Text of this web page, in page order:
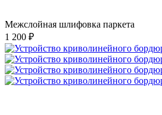
Межслойная шлифовка паркета
1 200 ₽